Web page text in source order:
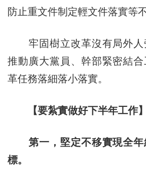
防止重文件制定輕文件落實等
牢固樹立改革沒有局外人
推動廣大黨員、幹部緊密結
革任務落細落小落實。
【要紮實做好下半年工作】
第一，堅定不移實現全
標。